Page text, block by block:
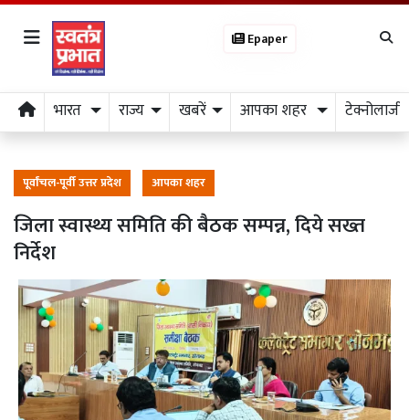
Epaper
भारत राज्य खबरें आपका शहर टेक्नोलाजी
पूर्वांचल-पूर्वी उत्तर प्रदेश आपका शहर
जिला स्वास्थ्य समिति की बैठक सम्पन्न, दिये सख्त
निर्देश